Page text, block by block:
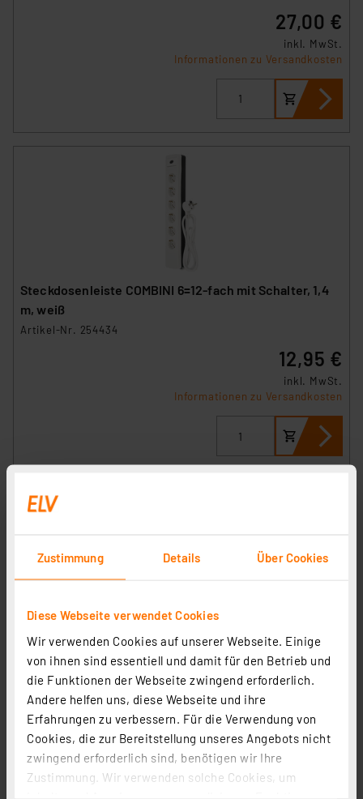
Zustimmung Details Über Cookies
Diese Webseite verwendet Cookies
Wir verwenden Cookies auf unserer Webseite. Einige
von ihnen sind essentiell und damit für den Betrieb und
die Funktionen der Webseite zwingend erforderlich.
Andere helfen uns, diese Webseite und ihre
Erfahrungen zu verbessern. Für die Verwendung von
Cookies, die zur Bereitstellung unseres Angebots nicht
zwingend erforderlich sind, benötigen wir Ihre
Zustimmung. Wir verwenden solche Cookies, um
27,00 €
inkl. MwSt.
Informationen zu Versandkosten
Steckdosenleiste COMBINI 6=12-fach mit Schalter, 1,4
m, weiß
Artikel-Nr. 254434
12,95 €
inkl. MwSt.
Informationen zu Versandkosten
REV Energiekostenmessgerät mit LC-Display, IP44,
schwarz-grün
Artikel-Nr. 258128
16,95 €
Statt